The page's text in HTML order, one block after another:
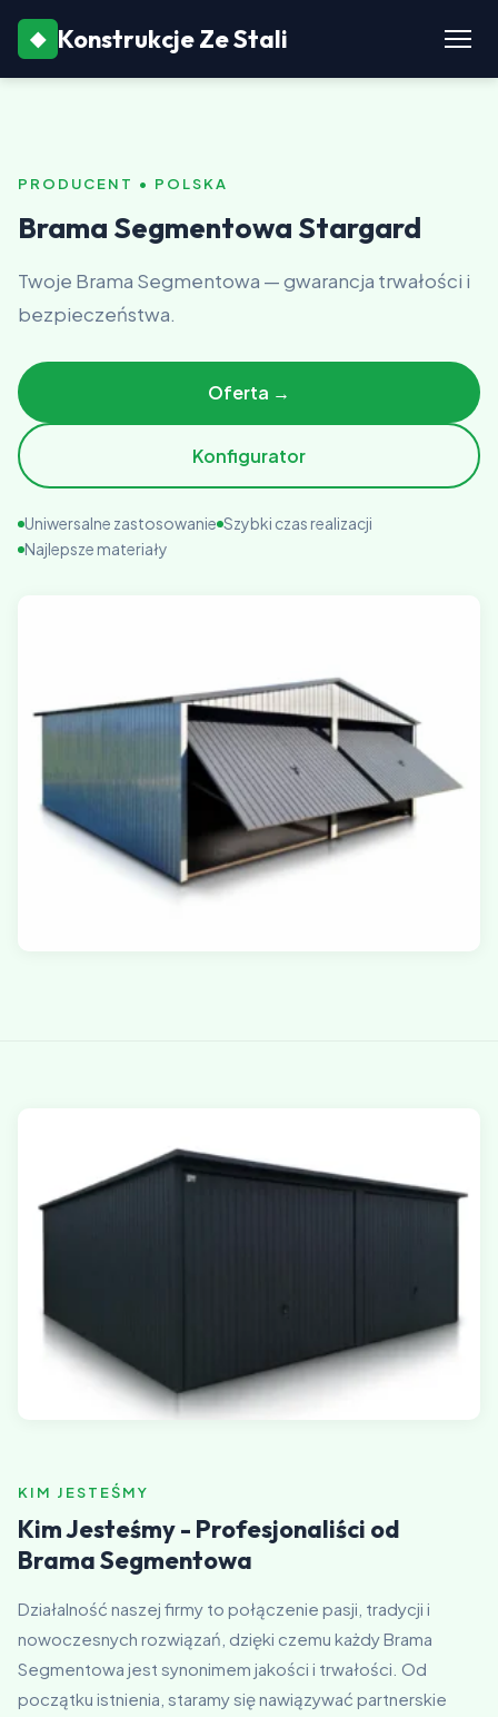
◆ Konstrukcje Ze Stali
PRODUCENT • POLSKA
Brama Segmentowa Stargard
Twoje Brama Segmentowa — gwarancja trwałości i
bezpieczeństwa.
Oferta →
Konfigurator
Uniwersalne zastosowanie Szybki czas realizacji
Najlepsze materiały
KIM JESTEŚMY
Kim Jesteśmy - Profesjonaliści od
Brama Segmentowa
Działalność naszej firmy to połączenie pasji, tradycji i
nowoczesnych rozwiązań, dzięki czemu każdy Brama
Segmentowa jest synonimem jakości i trwałości. Od
początku istnienia, staramy się nawiązywać partnerskie